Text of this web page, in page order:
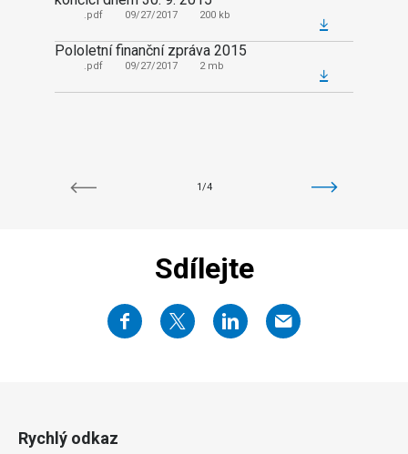
.pdf 09/27/2017 200 kb
Pololetní finanční zpráva 2015
.pdf 09/27/2017 2 mb
1/4
Sdílejte
Rychlý odkaz